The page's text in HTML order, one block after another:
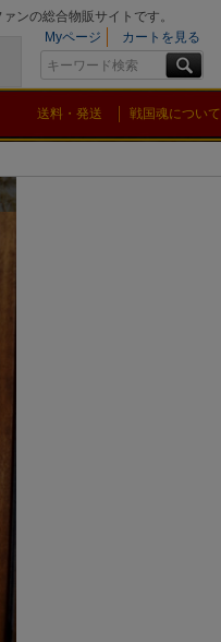
ンの総合物販サイトです。
Myページ
カートを見る
送料・発送 戦国魂について